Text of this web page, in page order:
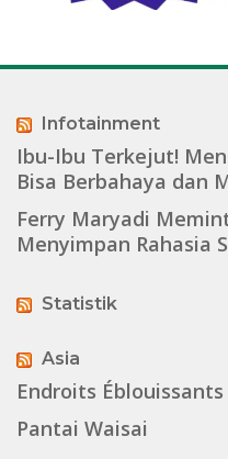
Infotainment
Ibu-Ibu Terkejut!
Bisa Berbahaya dan
Ferry Maryadi
Menyimpan Rahasia
Statistik
Asia
Endroits
Pantai Waisai